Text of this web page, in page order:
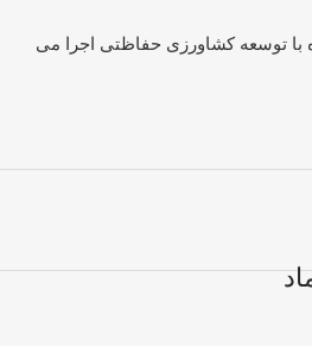
توسعه کشاورزی حفاظتی اجرا می